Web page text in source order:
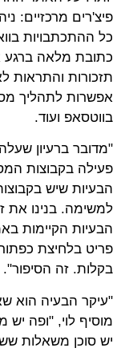
פיצ'רים מרכזיים:
כל ההתכתבויות
כתובת מלאה ברגע
תזכורות והתראות
אפשרות לתהליך
בווטסאפ ועוד.
"מדובר ברעיון
פעילה בקבוצות
הבעיות שיש
למשימה. בנינו את
הבעיות הקיימות
פריט בלחיצת
בקלות. זה הסיפור".
"עיקר הבעיה הוא
מוסיף לוי, "ופה
יש סוכן משאלות